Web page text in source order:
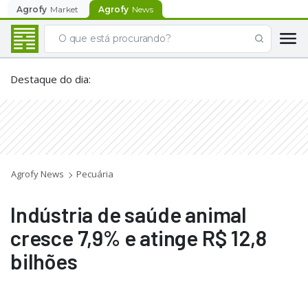
Agrofy Market Agrofy News
Destaque do dia:
Agrofy News Pecuária
Indústria de saúde animal
cresce 7,9% e atinge R$ 12,8
bilhões